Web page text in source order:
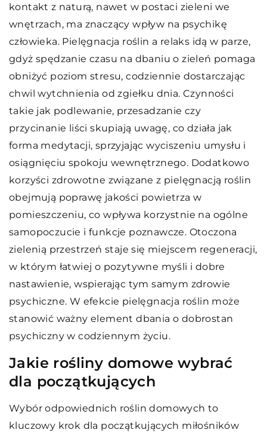
kontakt z naturą, nawet w postaci zieleni we
wnętrzach, ma znaczący wpływ na psychikę
człowieka. Pielęgnacja roślin a relaks idą w parze,
gdyż spędzanie czasu na dbaniu o zieleń pomaga
obniżyć poziom stresu, codziennie dostarczając
chwil wytchnienia od zgiełku dnia. Czynności
takie jak podlewanie, przesadzanie czy
przycinanie liści skupiają uwagę, co działa jak
forma medytacji, sprzyjając wyciszeniu umysłu i
osiągnięciu spokoju wewnętrznego. Dodatkowo
korzyści zdrowotne związane z pielęgnacją roślin
obejmują poprawę jakości powietrza w
pomieszczeniu, co wpływa korzystnie na ogólne
samopoczucie i funkcje poznawcze. Otoczona
zielenią przestrzeń staje się miejscem regeneracji,
w którym łatwiej o pozytywne myśli i dobre
nastawienie, wspierając tym samym zdrowie
psychiczne. W efekcie pielęgnacja roślin może
stanowić ważny element dbania o dobrostan
psychiczny w codziennym życiu.
Jakie rośliny domowe wybrać
dla początkujących
Wybór odpowiednich roślin domowych to
kluczowy krok dla początkujących miłośników